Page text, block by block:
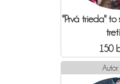
"Prvá trieda" to
150
Autor: